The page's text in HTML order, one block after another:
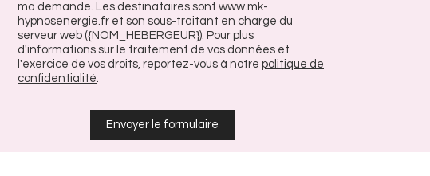
ma demande. Les destinataires sont www.mk-
hypnosenergie.fr et son sous-traitant en charge du
serveur web ({NOM_HEBERGEUR}). Pour plus
d'informations sur le traitement de vos données et
l'exercice de vos droits, reportez-vous à notre politique de
confidentialité.